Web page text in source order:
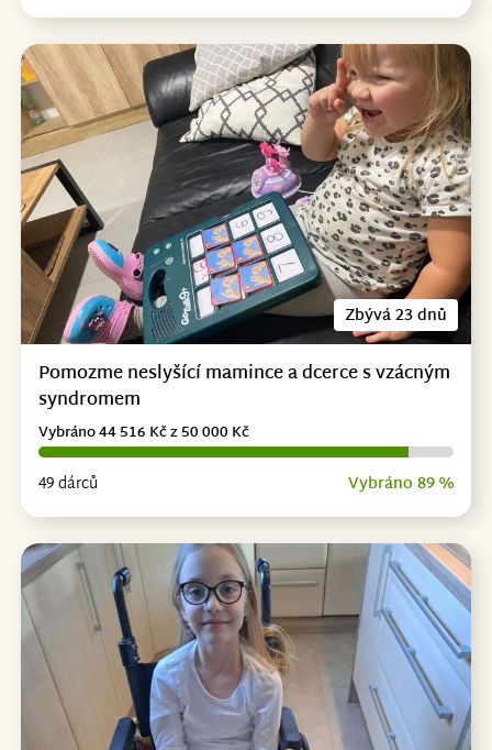
Zbývá 23 dnů
Pomozme neslyšící mamince a dcerce s vzácným
syndromem
49 dárců Vybráno 89 %
Vybráno 44 516 Kč z 50 000 Kč